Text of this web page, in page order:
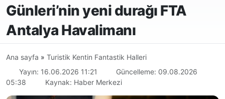
Günleri’nin yeni durağı FTA
Antalya Havalimanı
Ana sayfa » Turistik Kentin Fantastik Halleri
Yayın: 16.06.2026 11:21
Güncelleme: 09.08.2026
05:38
Kaynak: Haber Merkezi